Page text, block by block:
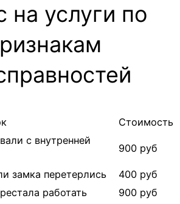
на услуги по
Стоимость
с внутренней
900 руб
замка перетерлись
400 руб
работать
900 руб